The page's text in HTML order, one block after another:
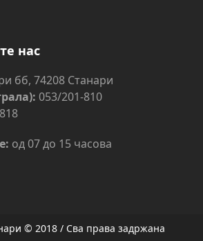
нас
бб, 74208 Станари
053/201-810
од 07 до 15 часова
© 2018 / Сва права задржана